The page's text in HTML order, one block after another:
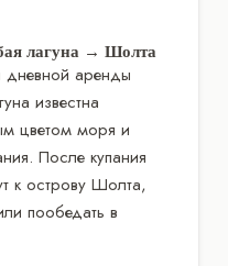
лагуна → Шолта
дневной аренды
известна
цветом моря и
После купания
к острову Шолта,
пообедать в